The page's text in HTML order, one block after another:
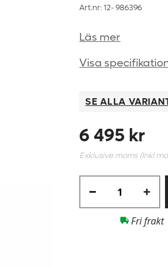
Art.nr: 12-986396
Läs mer
Visa
SE ALLA
6 495 kr
Exklusive moms (Inkl
Fri frakt